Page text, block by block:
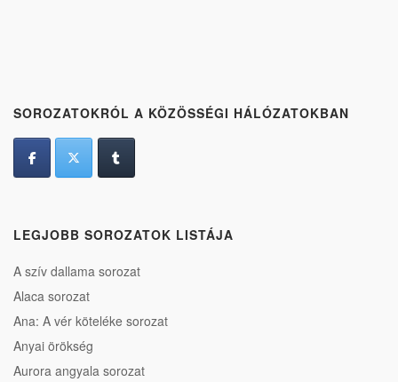
SOROZATOKRÓL A KÖZÖSSÉGI HÁLÓZATOKBAN
LEGJOBB SOROZATOK LISTÁJA
A szív dallama sorozat
Alaca sorozat
Ana: A vér köteléke sorozat
Anyai örökség
Aurora angyala sorozat